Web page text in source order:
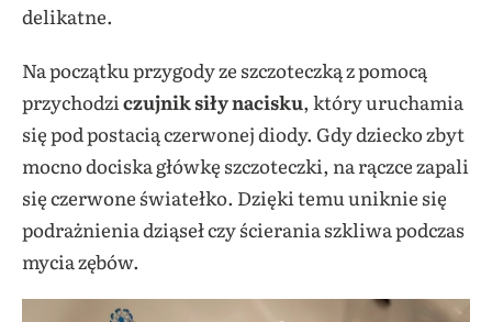
delikatne.
Na początku przygody ze szczoteczką z pomocą
przychodzi czujnik siły nacisku, który uruchamia
się pod postacią czerwonej diody. Gdy dziecko zbyt
mocno dociska główkę szczoteczki, na rączce zapali
się czerwone światełko. Dzięki temu uniknie się
podrażnienia dziąseł czy ścierania szkliwa podczas
mycia zębów.